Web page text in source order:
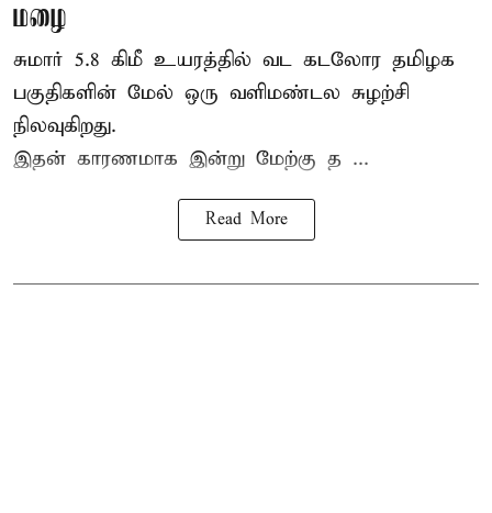
மழை
சுமார் 5.8 கிமீ உயரத்தில் வட கடலோர தமிழக
பகுதிகளின் மேல் ஒரு வளிமண்டல சுழற்சி
நிலவுகிறது.
இதன் காரணமாக இன்று மேற்கு த ...
Read More